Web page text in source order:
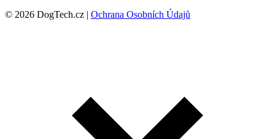
© 2026 DogTech.cz | Ochrana Osobních Údajů